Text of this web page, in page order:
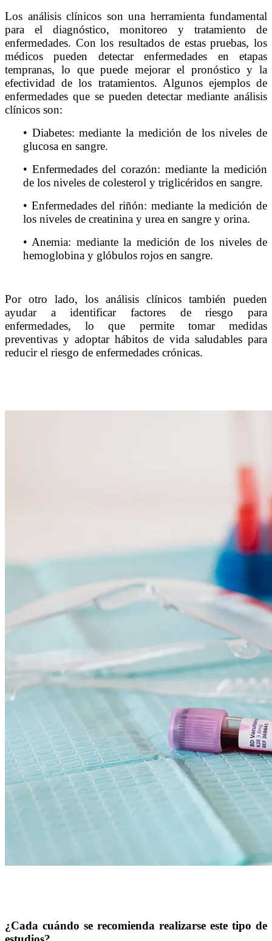
Los análisis clínicos son una herramienta fundamental
para el diagnóstico, monitoreo y tratamiento de
enfermedades. Con los resultados de estas pruebas, los
médicos pueden detectar enfermedades en etapas
tempranas, lo que puede mejorar el pronóstico y la
efectividad de los tratamientos. Algunos ejemplos de
enfermedades que se pueden detectar mediante análisis
clínicos son:
• Diabetes: mediante la medición de los niveles de
glucosa en sangre.
• Enfermedades del corazón: mediante la medición
de los niveles de colesterol y triglicéridos en sangre.
• Enfermedades del riñón: mediante la medición de
los niveles de creatinina y urea en sangre y orina.
• Anemia: mediante la medición de los niveles de
hemoglobina y glóbulos rojos en sangre.
Por otro lado, los análisis clínicos también pueden
ayudar a identificar factores de riesgo para
enfermedades, lo que permite tomar medidas
preventivas y adoptar hábitos de vida saludables para
reducir el riesgo de enfermedades crónicas.
¿Cada cuándo se recomienda realizarse este tipo de